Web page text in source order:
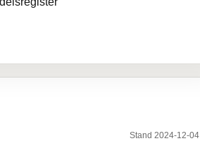
Stand 2024-12-04